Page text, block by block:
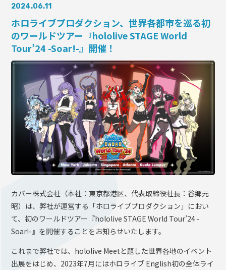
COLLABORATION
SUPPORT ADVERTISING
OFFICIAL SHOP
HOLODULE
会社概要
プライバシーポリシー
未成年の方々へのお願い
二次創作ガイドライン
よくある質問
サポーターガイドライン
2024.06.11
ホロライブプロダクション、世界各都市を巡る初
のワールドツアー『hololive STAGE World
Tour’24 -Soar!-』開催！
カバー株式会社（本社：東京都港区、代表取締役社長：谷郷元
昭）は、弊社が運営する「ホロライブプロダクション」におい
て、初のワールドツアー『hololive STAGE World Tour’24 -
Soar!-』を開催することをお知らせいたします。
これまで弊社では、hololive Meetと題した世界各地のイベント
出展をはじめ、2023年7月にはホロライブ English初の全体ライ